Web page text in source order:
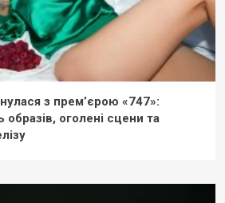
з прем’єрою «747»:
образів, оголені сцени та